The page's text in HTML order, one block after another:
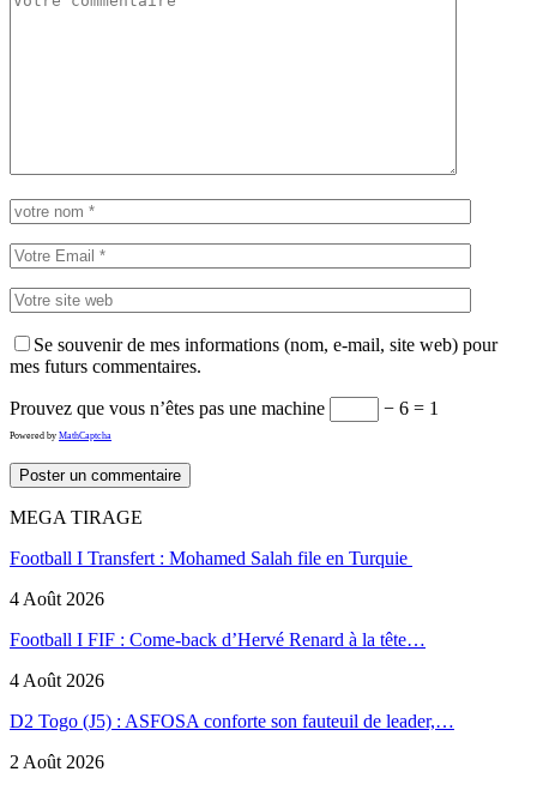
Se souvenir de mes informations (nom, e-mail, site web) pour
mes futurs commentaires.
Prouvez que vous n’êtes pas une machine − 6 = 1
Powered by MathCaptcha
MEGA TIRAGE
Football I Transfert : Mohamed Salah file en Turquie
4 Août 2026
Football I FIF : Come-back d’Hervé Renard à la tête…
4 Août 2026
D2 Togo (J5) : ASFOSA conforte son fauteuil de leader,…
2 Août 2026